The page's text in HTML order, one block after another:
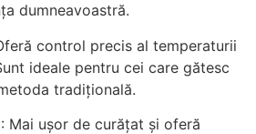
dumneavoastră.
control precis al temperaturii
ideale pentru cei care gătesc
tradițională.
: Mai ușor de curățat și oferă